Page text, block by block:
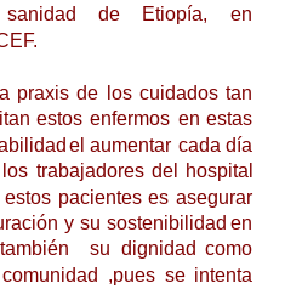
sanidad de Etiopía,
en
praxis de los cuidados tan
estos enfermos en estas
el aumentar cada día
los trabajadores del
hospital
estos pacientes es asegurar
y su sostenibilidad en
también su dignidad como
comunidad ,pues se intenta